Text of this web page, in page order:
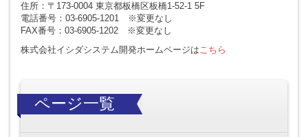
お問い合わせ
住所：〒173-0004 東京都板橋区板橋1-52-1 5F
電話番号：03-6905-1201 ※変更なし
FAX番号：03-6905-1202 ※変更なし
株式会社イシダシステム開発ホームページはこちら
ページ一覧